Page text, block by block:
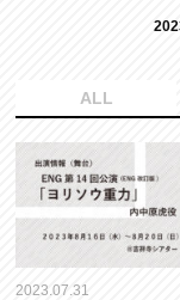
ALL
2023.07.31